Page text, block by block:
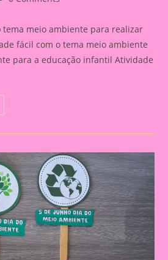
meio ambiente para realizar
fácil com o tema meio ambiente
para a educação infantil Atividade